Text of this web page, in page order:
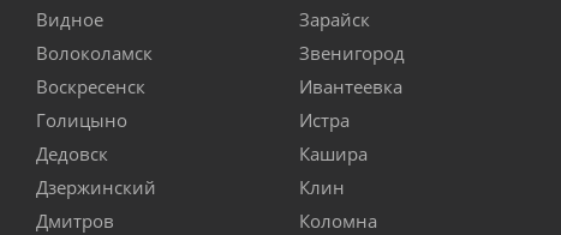
Видное
Волоколамск
Воскресенск
Голицыно
Дедовск
Дзержинский
Дмитров
Зарайск
Звенигород
Ивантеевка
Истра
Кашира
Клин
Коломна